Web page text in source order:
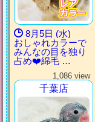
8月5日 (水)
おしゃれカラーで
みんなの目を独り
占め❤️綿毛 …
1,086 view
千葉店